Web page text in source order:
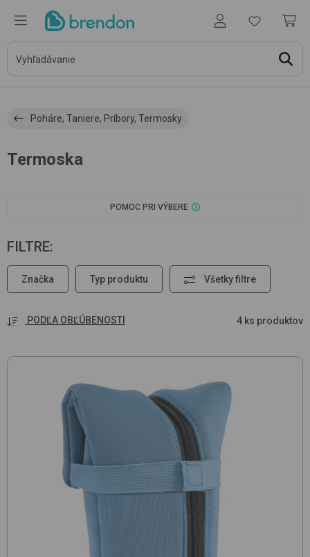
Poháre, Taniere, Príbory, Termosky
Termoska
POMOC PRI VÝBERE
FILTRE:
Značka Typ produktu Všetky filtre
PODĽA OBĽÚBENOSTI 4 ks produktov